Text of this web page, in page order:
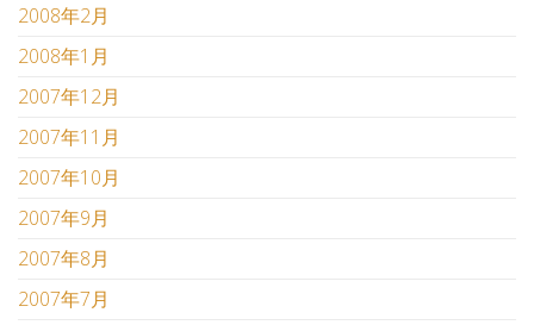
2008年2月
2008年1月
2007年12月
2007年11月
2007年10月
2007年9月
2007年8月
2007年7月